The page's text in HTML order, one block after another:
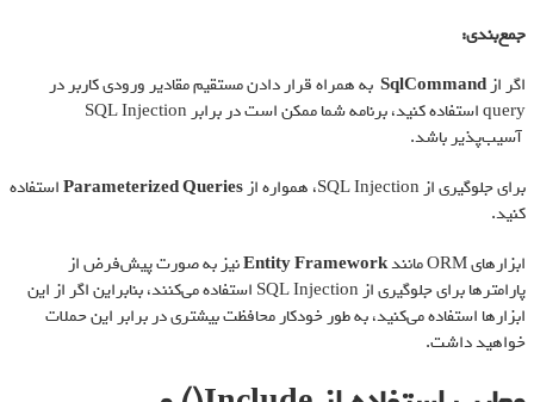
جمع‌بندی:
اگر ازSqlCommandبه همراه قرار دادن مستقیم مقادیر ورودی کاربر در
query استفاده کنید، برنامه شما ممکن است در برابر SQL Injection
آسیب‌پذیر باشد.
برای جلوگیری از SQL Injection، همواره از
Parameterized Queriesاستفاده
کنید.
ابزارهای ORM مانند
Entity Frameworkنیز به صورت پیش‌فرض از
پارامترها برای جلوگیری از SQL Injection استفاده می‌کنند، بنابراین اگر از این
ابزارها استفاده می‌کنید، به طور خودکار محافظت بیشتری در برابر این حملات
خواهید داشت.